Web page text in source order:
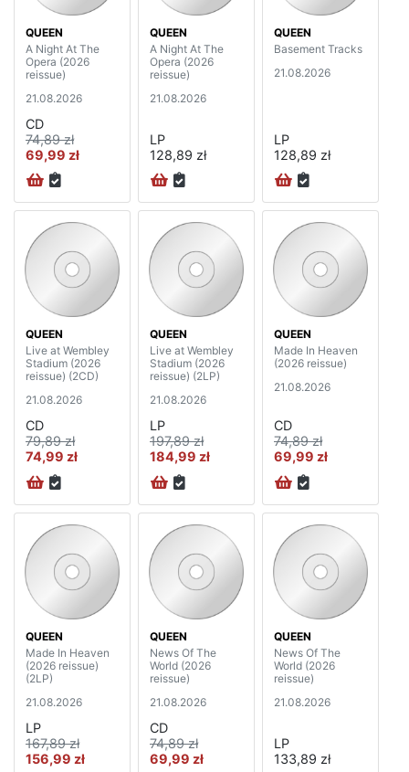
QUEEN
A Night At The
Opera (2026
reissue)
21.08.2026
CD
74,89 zł
69,99 zł
QUEEN
A Night At The
Opera (2026
reissue)
21.08.2026
LP
128,89 zł
QUEEN
Basement Tracks
21.08.2026
LP
128,89 zł
QUEEN
Live at Wembley
Stadium (2026
reissue) (2CD)
21.08.2026
CD
79,89 zł
74,99 zł
QUEEN
Live at Wembley
Stadium (2026
reissue) (2LP)
21.08.2026
LP
197,89 zł
184,99 zł
QUEEN
Made In Heaven
(2026 reissue)
21.08.2026
CD
74,89 zł
69,99 zł
QUEEN
Made In Heaven
(2026 reissue)
(2LP)
21.08.2026
LP
167,89 zł
156,99 zł
QUEEN
News Of The
World (2026
reissue)
21.08.2026
CD
74,89 zł
69,99 zł
QUEEN
News Of The
World (2026
reissue)
21.08.2026
LP
133,89 zł